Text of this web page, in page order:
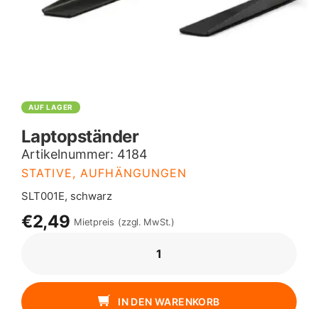
AUF LAGER
Laptopständer
Artikelnummer: 4184
STATIVE, AUFHÄNGUNGEN
SLT001E, schwarz
€2,49 Mietpreis (zzgl. MwSt.)
IN DEN WARENKORB